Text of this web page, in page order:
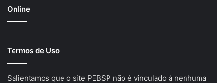
Online
Termos de Uso
Salientamos que o site PEBSP não é vinculado à nenhuma